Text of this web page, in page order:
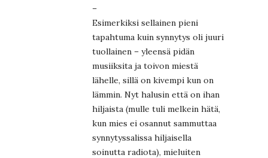
–
Esimerkiksi sellainen pieni
tapahtuma kuin synnytys oli juuri
tuollainen – yleensä pidän
musiiksita ja toivon miestä
lähelle, sillä on kivempi kun on
lämmin. Nyt halusin että on ihan
hiljaista (mulle tuli melkein hätä,
kun mies ei osannut sammuttaa
synnytyssalissa hiljaisella
soinutta radiota), mieluiten